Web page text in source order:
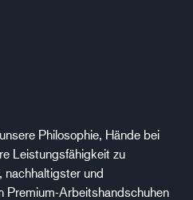
Philosophie, Hände bei
Leistungsfähigkeit zu
nachhaltigster und
Premium-Arbeitshandschuhen